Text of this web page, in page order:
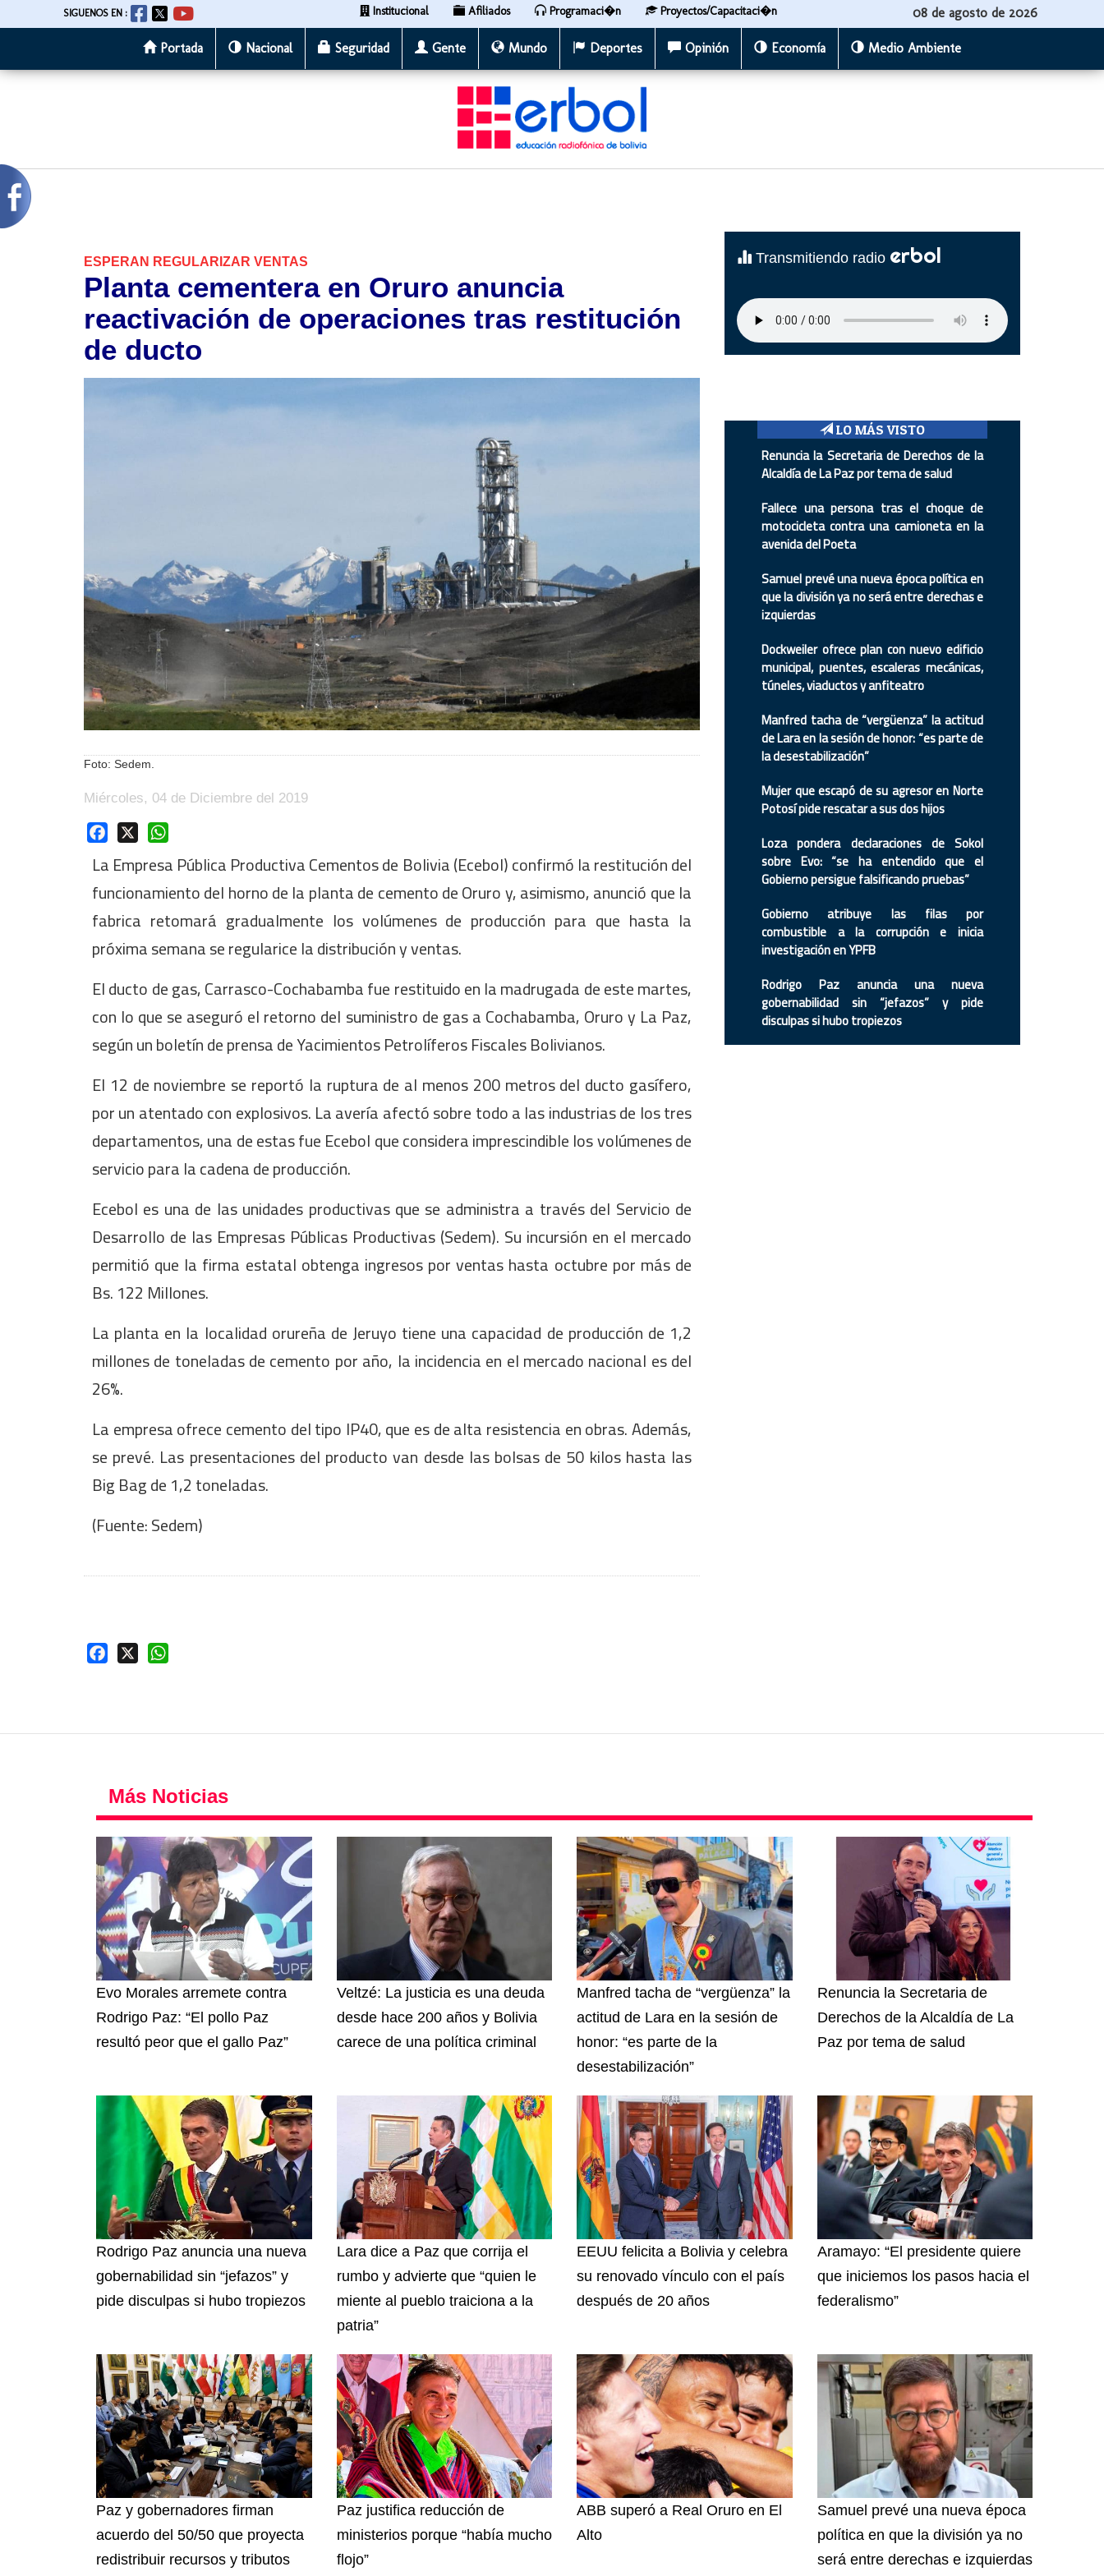
al
SIGUENOS EN : Institucional Afiliados Programaci�n Proyectos/Capacitaci�n 08 de agosto de 2026
Portada Nacional Seguridad Gente Mundo Deportes Opinión Economía Medio Ambiente
ESPERAN REGULARIZAR VENTAS
Planta cementera en Oruro anuncia
reactivación de operaciones tras restitución
de ducto
Foto: Sedem.
Miércoles, 04 de Diciembre del 2019
Facebook
La Empresa Pública Productiva Cementos de Bolivia (Ecebol) confirmó la restitución del
funcionamiento del horno de la planta de cemento de Oruro y, asimismo, anunció que la
fabrica retomará gradualmente los volúmenes de producción para que hasta la
próxima semana se regularice la distribución y ventas.
El ducto de gas, Carrasco-Cochabamba fue restituido en la madrugada de este martes,
con lo que se aseguró el retorno del suministro de gas a Cochabamba, Oruro y La Paz,
según un boletín de prensa de Yacimientos Petrolíferos Fiscales Bolivianos.
El 12 de noviembre se reportó la ruptura de al menos 200 metros del ducto gasífero,
por un atentado con explosivos. La avería afectó sobre todo a las industrias de los tres
departamentos, una de estas fue Ecebol que considera imprescindible los volúmenes de
servicio para la cadena de producción.
Ecebol es una de las unidades productivas que se administra a través del Servicio de
Desarrollo de las Empresas Públicas Productivas (Sedem). Su incursión en el mercado
permitió que la firma estatal obtenga ingresos por ventas hasta octubre por más de
Bs. 122 Millones.
La planta en la localidad orureña de Jeruyo tiene una capacidad de producción de 1,2
millones de toneladas de cemento por año, la incidencia en el mercado nacional es del
26%.
La empresa ofrece cemento del tipo IP40, que es de alta resistencia en obras. Además,
se prevé. Las presentaciones del producto van desde las bolsas de 50 kilos hasta las
Big Bag de 1,2 toneladas.
(Fuente: Sedem)
Facebook
Transmitiendo radio erbol
LO MÁS VISTO
Renuncia la Secretaria de Derechos de la
Alcaldía de La Paz por tema de salud
Fallece una persona tras el choque de
motocicleta contra una camioneta en la
avenida del Poeta
Samuel prevé una nueva época política en
que la división ya no será entre derechas e
izquierdas
Dockweiler ofrece plan con nuevo edificio
municipal, puentes, escaleras mecánicas,
túneles, viaductos y anfiteatro
Manfred tacha de “vergüenza” la actitud
de Lara en la sesión de honor: “es parte de
la desestabilización”
Mujer que escapó de su agresor en Norte
Potosí pide rescatar a sus dos hijos
Loza pondera declaraciones de Sokol
sobre Evo: “se ha entendido que el
Gobierno persigue falsificando pruebas”
Gobierno atribuye las filas por
combustible a la corrupción e inicia
investigación en YPFB
Rodrigo Paz anuncia una nueva
gobernabilidad sin “jefazos” y pide
disculpas si hubo tropiezos
Más Noticias
Evo Morales arremete contra
Rodrigo Paz: “El pollo Paz
resultó peor que el gallo Paz”
Veltzé: La justicia es una deuda
desde hace 200 años y Bolivia
carece de una política criminal
Manfred tacha de “vergüenza” la
actitud de Lara en la sesión de
honor: “es parte de la
desestabilización”
Renuncia la Secretaria de
Derechos de la Alcaldía de La
Paz por tema de salud
Rodrigo Paz anuncia una nueva
gobernabilidad sin “jefazos” y
pide disculpas si hubo tropiezos
Lara dice a Paz que corrija el
rumbo y advierte que “quien le
miente al pueblo traiciona a la
patria”
EEUU felicita a Bolivia y celebra
su renovado vínculo con el país
después de 20 años
Aramayo: “El presidente quiere
que iniciemos los pasos hacia el
federalismo”
Paz y gobernadores firman
acuerdo del 50/50 que proyecta
redistribuir recursos y tributos
Paz justifica reducción de
ministerios porque “había mucho
flojo”
ABB superó a Real Oruro en El
Alto
Samuel prevé una nueva época
política en que la división ya no
será entre derechas e izquierdas